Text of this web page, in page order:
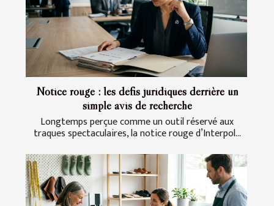
Notice rouge : les défis juridiques derrière un
simple avis de recherche
Longtemps perçue comme un outil réservé aux
traques spectaculaires, la notice rouge d’Interpol...